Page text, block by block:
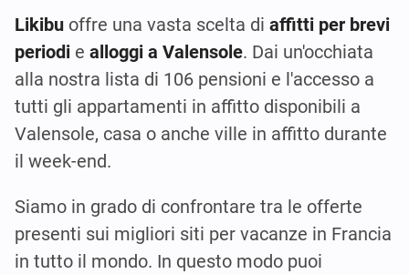
Likibu offre una vasta scelta di affitti per brevi
periodi e alloggi a Valensole. Dai un'occhiata
alla nostra lista di 106 pensioni e l'accesso a
tutti gli appartamenti in affitto disponibili a
Valensole, casa o anche ville in affitto durante
il week-end.
Siamo in grado di confrontare tra le offerte
presenti sui migliori siti per vacanze in Francia
in tutto il mondo. In questo modo puoi